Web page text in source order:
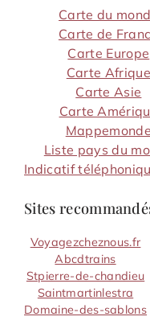
Carte du
Carte de
Carte Europe
Carte Afrique
Carte Asie
Carte
Mappemonde
Liste pays du
Indicatif
Sites
Voyagezcheznous.fr
Abcdtrains
Stpierre-de-chandieu
Saintmartinlestra
Domaine-des-sablons